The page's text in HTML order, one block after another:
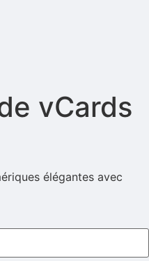
vCards
élégantes avec